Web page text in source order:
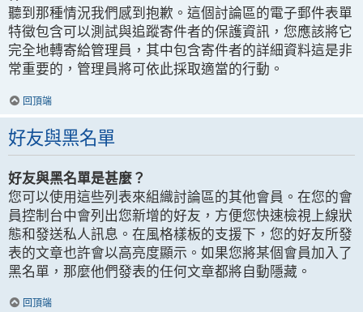
聽到那種情況我們感到抱歉。這個討論區的電子郵件表單
特徵包含可以測試與追蹤寄件者的保護資訊，您應該將它
完全地轉寄給管理員，其中包含寄件者的詳細資料這是非
常重要的，管理員將可依此採取適當的行動。
回頂端
好友與黑名單
好友與黑名單是甚麼？
您可以使用這些列表來組織討論區的其他會員。在您的會
員控制台中會列出您新增的好友，方便您快速檢視上線狀
態和發送私人訊息。在風格樣板的支援下，您的好友所發
表的文章也許會以高亮度顯示。如果您將某個會員加入了
黑名單，那麼他們發表的任何文章都將自動隱藏。
回頂端